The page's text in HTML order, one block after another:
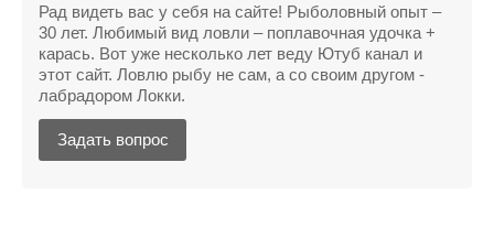
Прогноз клева на рыбалку на следующую
неделю обещает хорошие результаты.
Благодаря лунному календарю и прогнозу
клева, мой улов растет с каждым днем.
С приложением для Android, я всегда могу
Рад видеть вас у себя на сайте! Рыболовный опыт –
30 лет. Любимый вид ловли – поплавочная удочка +
карась. Вот уже несколько лет веду Ютуб канал и
этот сайт. Ловлю рыбу не сам, а со своим другом -
лабрадором Локки.
Задать вопрос